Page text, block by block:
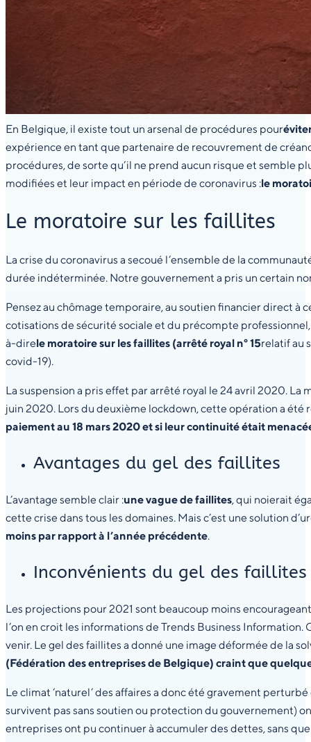
En Belgique, il existe tout un arsenal de procédures pour
expérience en tant que partenaire de recouvrement de
procédures, de sorte qu’il ne prend aucun risque et semble
modifiées et leur impact en période de coronavirus :le
Le moratoire sur les faillites
La crise du coronavirus a secoué l’ensemble de la
durée indéterminée. Notre gouvernement a pris un certain
Pensez au chômage temporaire, au soutien financier direct
cotisations de sécurité sociale et du précompte
à-direle moratoire sur les faillites (arrêté royal n° 15relatif au
covid-19).
La suspension a pris effet par arrêté royal le 24 avril 2020. La
juin 2020. Lors du deuxième lockdown, cette opération a été
paiement au 18 mars 2020 et si leur continuité était
Avantages du gel des faillites
L’avantage semble clair :une vague de faillites, qui noierait
cette crise dans tous les domaines. Mais c’est une solution
moins par rapport à l’année précédente.
Inconvénients du gel des faillites
Les projections pour 2021 sont beaucoup moins
l’on en croit les informations de Trends Business
venir. Le gel des faillites a donné une image déformée de la
(Fédération des entreprises de Belgique) craint que
Le climat ‘naturel’ des affaires a donc été gravement
survivent pas sans soutien ou protection du gouvernement)
entreprises ont pu continuer à accumuler des dettes, sans